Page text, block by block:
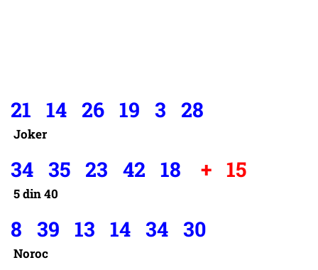
21 14 26 19 3 28
Joker
34 35 23 42 18 + 15
5 din 40
8 39 13 14 34 30
Noroc